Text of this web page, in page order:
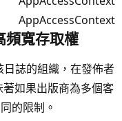
AppAccessContext
頻寬存取權
誌的組織，在發佈者
如果出版商為多個客
的限制。